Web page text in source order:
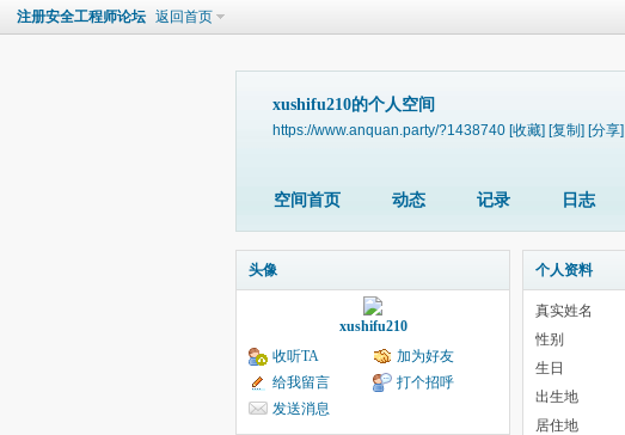
注册安全工程师论坛 返回首页
xushifu210的个人空间
https://www.anquan.party/?1438740 [收藏] [复制] [分享]
空间首页 动态 记录 日志
头像
xushifu210
收听TA
加为好友
给我留言
打个招呼
发送消息
个人资料
真实姓名
性别
生日
出生地
居住地